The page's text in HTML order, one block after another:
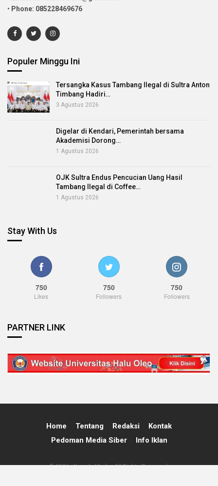
• Phone: 085228469676
Populer Minggu Ini
Tersangka Kasus Tambang Ilegal di Sultra Anton
Timbang Hadiri…
3 Agustus 2026
Digelar di Kendari, Pemerintah bersama
Akademisi Dorong…
1 Agustus 2026
OJK Sultra Endus Pencucian Uang Hasil
Tambang Ilegal di Coffee…
1 Agustus 2026
Stay With Us
750
Likes
750
Followers
750
Followers
PARTNER LINK
Home Tentang Redaksi
Kontak
Pedoman Media Siber
Info Iklan
© 2026 - Nawala Media. All Rights Reserved.